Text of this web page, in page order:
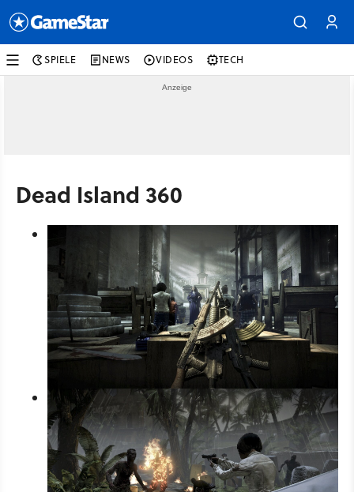
SPIELE NEWS VIDEOS TECH
Dead Island 360